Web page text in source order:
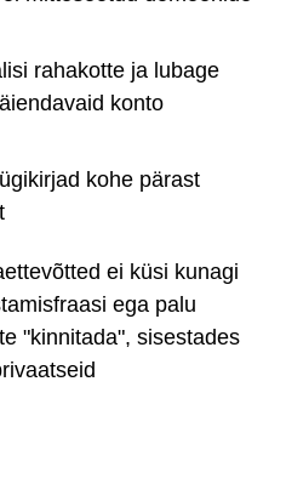
rahakotte ja lubage
konto
kohe pärast
ei küsi kunagi
ega palu
"kinnitada", sisestades